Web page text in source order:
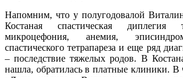
Напомним, что у полугодовалой
Костаная спастическая диплегия
микроцефония, анемия,
спастического тетрапареза и еще ряд
– последствие тяжелых родов. В
нашла, обратилась в платные клиники. В